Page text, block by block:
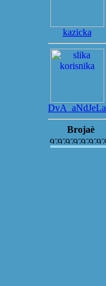
kazicka
DvA_aNdJeLa
Brojaè